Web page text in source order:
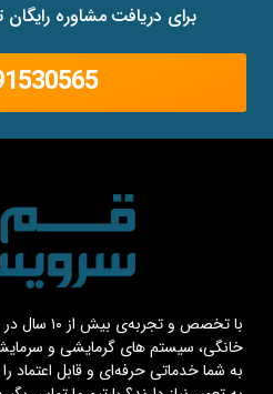
برای دریافت مشاوره
با تخصص و
خانگی، سیستم های گرمایشی و
به شما خدماتی حرفه‌ای و قابل اعتماد